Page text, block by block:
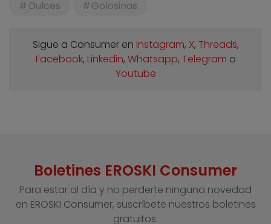
Dulces
Golosinas
Sigue a Consumer en Instagram, X, Threads,
Facebook, Linkedin, Whatsapp, Telegram o
Youtube
Boletines EROSKI Consumer
Para estar al día y no perderte ninguna novedad
en EROSKI Consumer, suscríbete nuestros boletines
gratuitos.